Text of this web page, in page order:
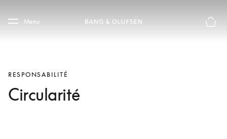
Skip to main footer
Menu
RESPONSABILITÉ
Circularité